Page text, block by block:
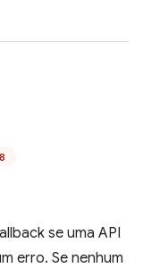
se uma API
erro. Se nenhum